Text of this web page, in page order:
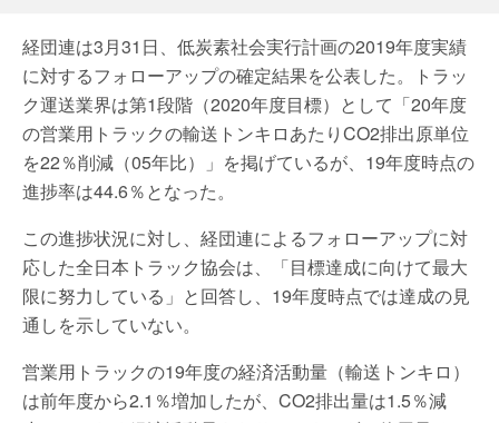
経団連は3月31日、低炭素社会実行計画の2019年度実績
に対するフォローアップの確定結果を公表した。トラッ
ク運送業界は第1段階（2020年度目標）として「20年度
の営業用トラックの輸送トンキロあたりCO2排出原単位
を22％削減（05年比）」を掲げているが、19年度時点の
進捗率は44.6％となった。
この進捗状況に対し、経団連によるフォローアップに対
応した全日本トラック協会は、「目標達成に向けて最大
限に努力している」と回答し、19年度時点では達成の見
通しを示していない。
営業用トラックの19年度の経済活動量（輸送トンキロ）
は前年度から2.1％増加したが、CO2排出量は1.5％減